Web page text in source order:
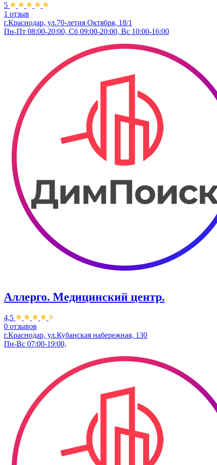
5
1 отзыв
г.Краснодар, ул.70-летия Октября, 18/1
Пн-Пт 08:00-20:00, Сб 09:00-20:00, Вс 10:00-16:00
Аллерго. Медицинский центр.
4,5
0 отзывов
г.Краснодар, ул.​Кубанская набережная, 130
Пн-Вс 07:00-19:00,